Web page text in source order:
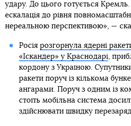
удару. До цього готується
ескалація до рівня
нереальною перспективою», —
Росія розгорнула ядерні
«Іскандер» у Краснодарі,
кордону з Україною.
ракети поруч із кількома
ангарами. Поруч з одним із
стоїть мобільна система
здійснювати швидку